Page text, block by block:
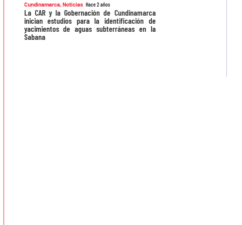
Cundinamarca,Noticias Hace 2 años
La CAR y la Gobernación de Cundinamarca
inician estudios para la identificación de
yacimientos de aguas subterráneas en la
Sabana